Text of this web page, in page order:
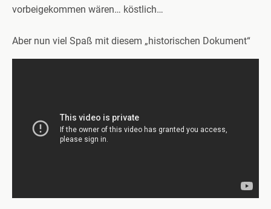
vorbeigekommen wären… köstlich…
Aber nun viel Spaß mit diesem „historischen Dokument“